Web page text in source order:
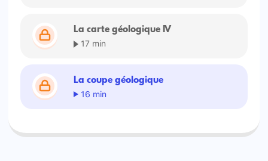
La carte géologique IV
17 min
La coupe géologique
16 min